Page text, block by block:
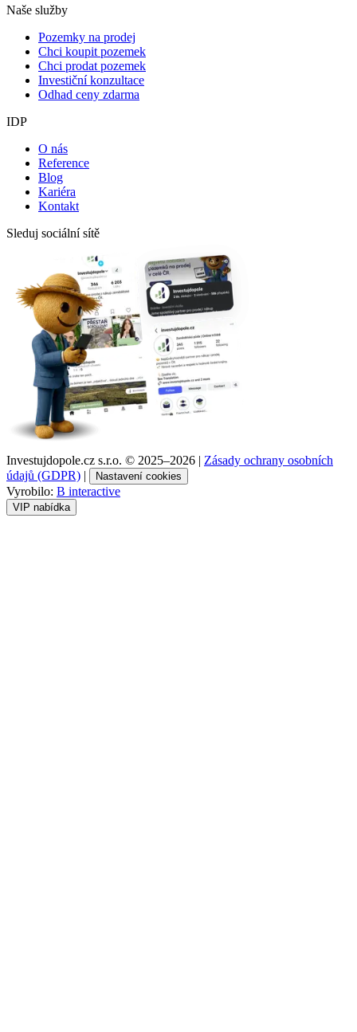
Naše služby
Pozemky na prodej
Chci koupit pozemek
Chci prodat pozemek
Investiční konzultace
Odhad ceny zdarma
IDP
O nás
Reference
Blog
Kariéra
Kontakt
Sleduj sociální sítě
Investujdopole.cz s.r.o. © 2025–2026 | Zásady ochrany osobních
údajů (GDPR) | Nastavení cookies
Vyrobilo: B interactive
VIP nabídka